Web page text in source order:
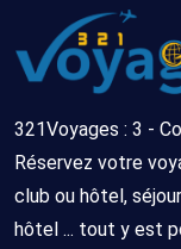
321Voyages : 3 -
Réservez votre
club ou hôtel,
hôtel ... tout y est